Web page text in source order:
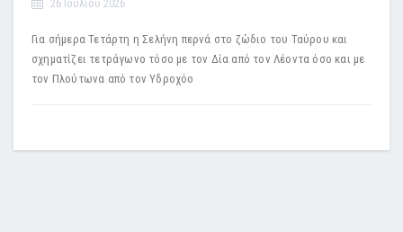
26 Ιουλίου 2026
Για σήμερα Τετάρτη η Σελήνη περνά στο ζώδιο του Ταύρου και
σχηματίζει τετράγωνο τόσο με τον Δία από τον Λέοντα όσο και με
τον Πλούτωνα από τον Υδροχόο